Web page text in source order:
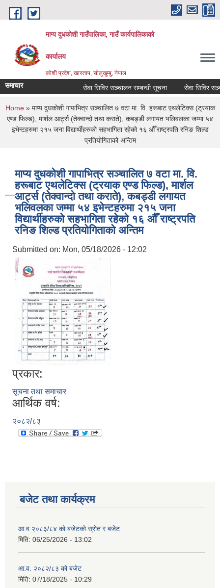
Skip to main content
माप्य दुधकोशी गाउँपालिका, गाउँ कार्यपालिकाको
कार्यालय
कोशी प्रदेश, खास्ताप, सोलुखुम्बु, नेपाल
समाचार सेवा सिविर सञ्चालन सम्बन्धी सूचना सेवा सिविर
You are here
Home» माप्य दुधकोशी गापाभित्र सञ्चालित ७ वटा मा. वि. हरूबाट एथलेटिक्स (ट्रयाक
एण्ड फिल्ड), मार्शल आर्ट्स (तेक्वान्दो तथा कराते), कबड्डी लगायत भलिवलका जम्मा ५४
इभेन्टहरुमा २१५ जना विद्यार्थीहरुको सहभागिता रहेको १६ औँ राष्ट्रपति रनिङ शिल्ड
प्रतियोगिताको अन्तिम
माप्य दुधकोशी गापाभित्र सञ्चालित ७ वटा मा. वि.
हरूबाट एथलेटिक्स (ट्रयाक एण्ड फिल्ड), मार्शल
आर्ट्स (तेक्वान्दो तथा कराते), कबड्डी लगायत
भलिवलका जम्मा ५४ इभेन्टहरुमा २१५ जना
विद्यार्थीहरुको सहभागिता रहेको १६ औँ राष्ट्रपति
रनिङ शिल्ड प्रतियोगिताको अन्तिम
Submitted on: Mon, 05/18/2026 - 12:02
प्रकार:
सूचना तथा समाचार
आर्थिक वर्ष:
२०८२/८३
बजेट तथा कार्यक्रम
आ.व २०८३/८४ को बजेटको स्रोत र बजेट
मिति: 06/25/2026 - 13:02
आ.व. २०८२/८३ को बजेट
मिति: 07/18/2025 - 10:29